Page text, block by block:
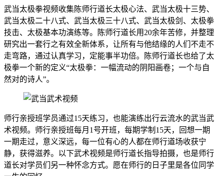
武当太极拳视频收集陈师行道长太极心法、武当太极十三势、
武当太极二十八式、武当太极三十八式、武当太极剑、太极拳
技击、太极基本功演练等。陈师行道长用20余年苦修，并整理
研究出一套行之有效全新体系，让所有与他结缘的人们不走不
走弯路，通过认真学习，定能事半功倍。陈师行道长也给了太
极拳一个新的定义“太极拳：一幅流动的阴阳画卷；一个与自
然对的诗人”。
师行亲授班学员通过15天练习，也能演练出行云流水的武当武
术视频。师行亲授班每月1号开班，每期学制15天，回想一期
一期走过，意义深远，每一位有心的人都在师行道场收获宁
静，获得滋养。以下武术视频是师行道长指导拍摄，也是师行
道长对学员们另一种怀念方式。愿在师行的日子里是各位同学